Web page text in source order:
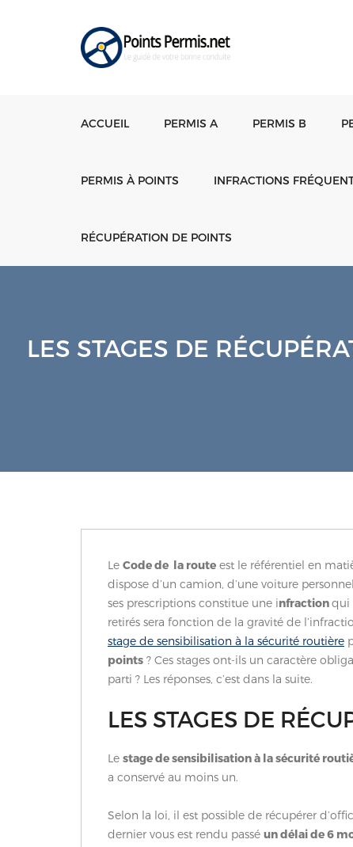
ACCUEIL PERMIS A PERMIS B
PERMIS À POINTS INFRACTIONS
RÉCUPÉRATION DE POINTS
LES STAGES DE
Le Code de la route est le référentiel en
dispose d’un camion, d’une voiture
ses prescriptions constitue une infractionqui
retirés sera fonction de la gravité de
stage de sensibilisation à la sécurité routière
points ? Ces stages ont-ils un caractère
parti ? Les réponses, c’est dans la suite.
LES STAGES DE
Le stage de sensibilisation à la sécurité
a conservé au moins un.
Selon la loi, il est possible de récupérer
dernier vous est rendu passé un délai de 6